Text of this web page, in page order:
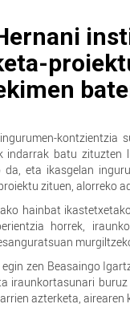
kontzientzia
indarrak batu
eta ikasgelan
zituen, alorreko
hainbat
horrek,
zen Beasaingo
iraunkortasunari
azterketa,